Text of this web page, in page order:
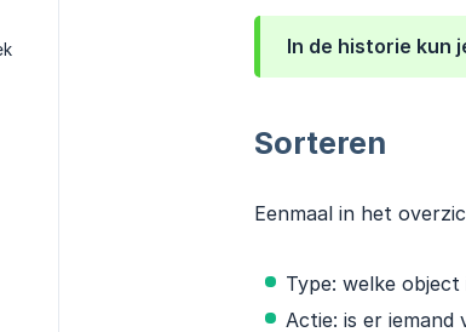
In de historie kun
Sorteren
Eenmaal in het
Type: welke object
Actie: is er iemand